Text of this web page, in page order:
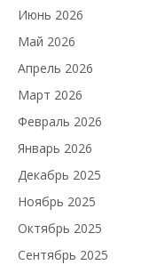
Июнь 2026
Май 2026
Апрель 2026
Март 2026
Февраль 2026
Январь 2026
Декабрь 2025
Ноябрь 2025
Октябрь 2025
Сентябрь 2025